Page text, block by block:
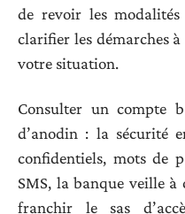
de revoir les modalités
clarifier les démarches
votre situation.
Consulter un compte
d’anodin : la sécurité
confidentiels, mots de
SMS, la banque veille
franchir le sas